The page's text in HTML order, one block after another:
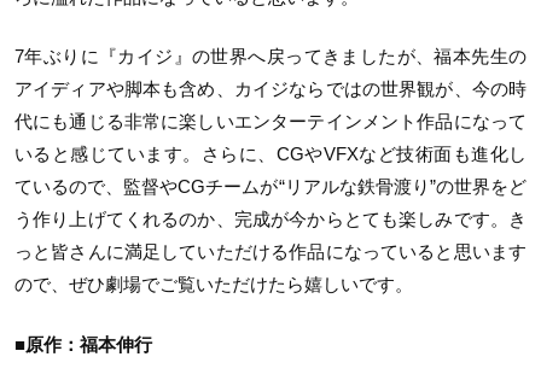
7年ぶりに『カイジ』の世界へ戻ってきましたが、福本先生の
アイディアや脚本も含め、カイジならではの世界観が、今の時
代にも通じる非常に楽しいエンターテインメント作品になって
いると感じています。さらに、CGやVFXなど技術面も進化し
ているので、監督やCGチームが“リアルな鉄骨渡り”の世界をど
う作り上げてくれるのか、完成が今からとても楽しみです。き
っと皆さんに満足していただける作品になっていると思います
ので、ぜひ劇場でご覧いただけたら嬉しいです。
■原作：福本伸行